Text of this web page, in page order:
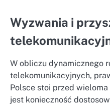
Wyzwania i
W obliczu dynamicznego
telekomunikacyjnych,
Polsce stoi przed
jest konieczność